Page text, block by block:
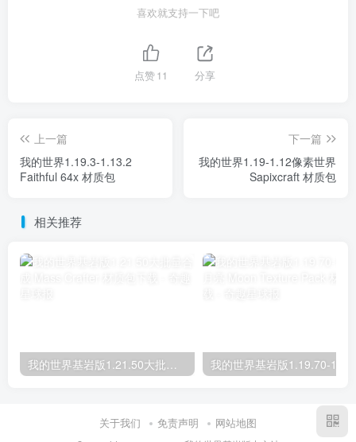
喜欢就支持一下吧
点赞11 分享
上一篇
我的世界1.19.3-1.13.2
Faithful 64x 材质包
下一篇
我的世界1.19-1.12像素世界
Sapixcraft 材质包
相关推荐
我的世界基岩版1.21.50大批量合成 Mass Crafter 材质包下载
关于我们 免责声明 网站地图